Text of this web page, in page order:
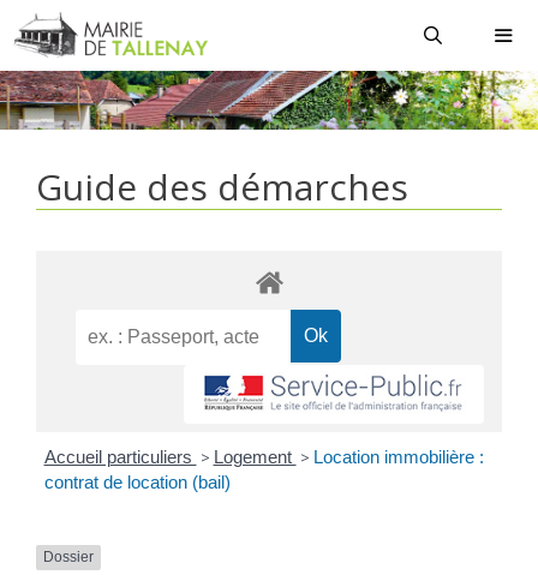
Aller
au
contenu
Guide des démarches
Accueil particuliers > Logement > Location immobilière :
contrat de location (bail)
Dossier